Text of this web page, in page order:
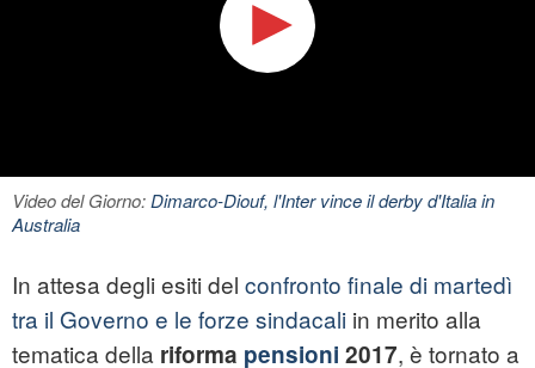
Video del Giorno:Dimarco-Diouf, l'Inter vince il derby d'Italia in
Australia
In attesa degli esiti del confronto finale di martedì
tra il Governo e le forze sindacali in merito alla
tematica della riforma pensioni 2017, è tornato a